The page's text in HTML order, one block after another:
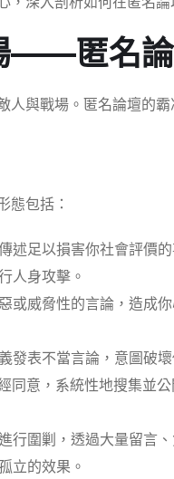
——匿名
人與戰場。匿名論壇的
態包括：
述足以損害你社會評價
人身攻擊。
或威脅性的言論，造成
發表不當言論，意圖破
同意，系統性地搜集並
行圍剿，透過大量留言
立的效果。